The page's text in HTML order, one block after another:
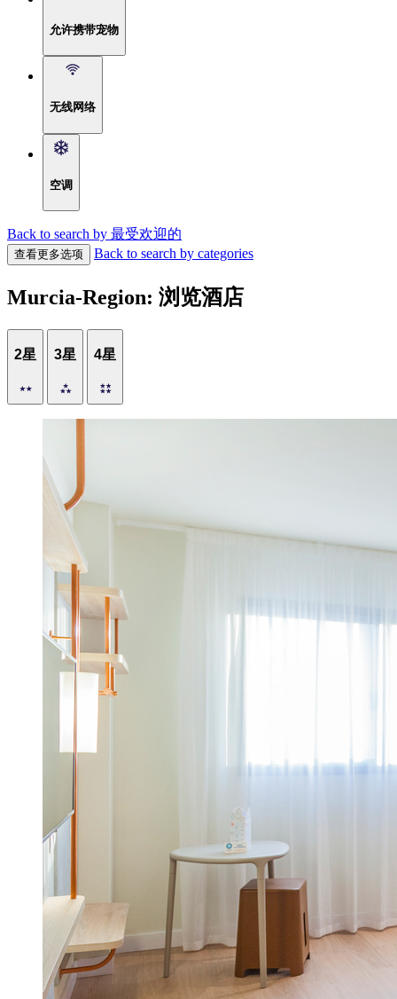
允许携带宠物
无线网络
空调
Back to search by 最受欢迎的
查看更多选项 Back to search by categories
Murcia-Region: 浏览酒店
2星 3星 4星